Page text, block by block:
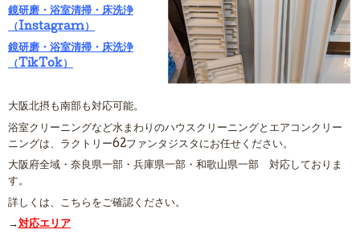
鏡研磨・浴室清掃・床洗浄
（Instagram）
鏡研磨・浴室清掃・床洗浄
（TikTok）
大阪北摂も南部も対応可能。
浴室クリーニングなど水まわりのハウスクリーニングとエアコンクリー
ニングは、ラクトリー62ファンタジスタにお任せください。
大阪府全域・奈良県一部・兵庫県一部・和歌山県一部 対応しておりま
す。
詳しくは、こちらをご確認ください。
→対応エリア